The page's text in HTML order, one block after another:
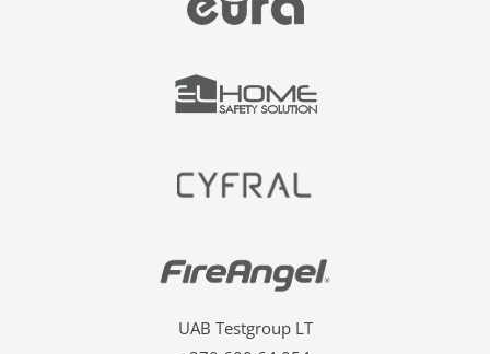
UAB Testgroup LT